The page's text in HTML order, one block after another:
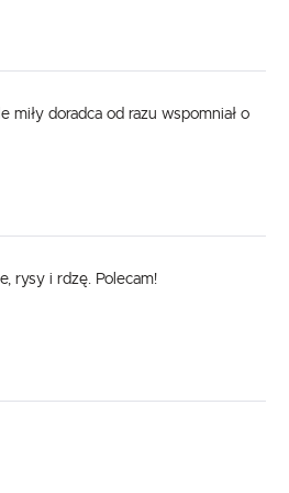
doradca od razu wspomniał o
rysy i rdzę. Polecam!